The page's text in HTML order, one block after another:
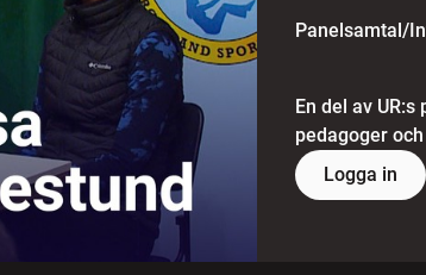
Panelsamtal/
En del av
pedagoger
Logga in